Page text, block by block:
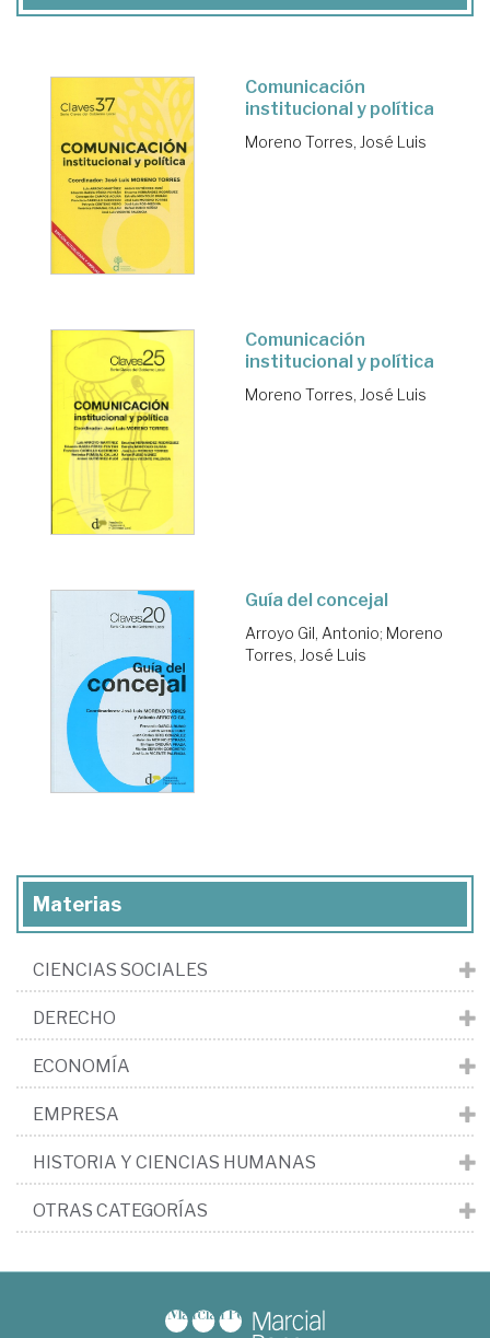
Comunicación
institucional y política
Moreno Torres, José Luis
Comunicación
institucional y política
Moreno Torres, José Luis
Guía del concejal
Arroyo Gil, Antonio; Moreno
Torres, José Luis
Materias
CIENCIAS SOCIALES
DERECHO
ECONOMÍA
EMPRESA
HISTORIA Y CIENCIAS HUMANAS
OTRAS CATEGORÍAS